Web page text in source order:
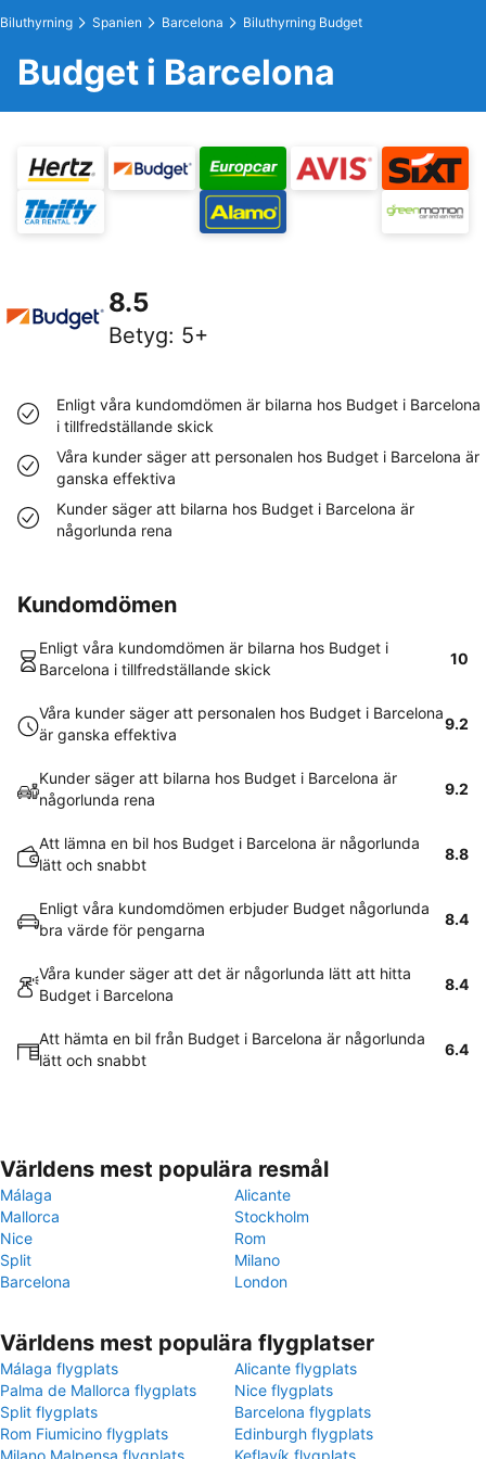
Biluthyrning Spanien Barcelona Biluthyrning Budget
Budget i Barcelona
8.5
Betyg: 5+
Enligt våra kundomdömen är bilarna hos Budget i Barcelona
i tillfredställande skick
Våra kunder säger att personalen hos Budget i Barcelona är
ganska effektiva
Kunder säger att bilarna hos Budget i Barcelona är
någorlunda rena
Kundomdömen
Enligt våra kundomdömen är bilarna hos Budget i
Barcelona i tillfredställande skick
10
Våra kunder säger att personalen hos Budget i Barcelona
är ganska effektiva
9.2
Kunder säger att bilarna hos Budget i Barcelona är
någorlunda rena
9.2
Att lämna en bil hos Budget i Barcelona är någorlunda
lätt och snabbt
8.8
Enligt våra kundomdömen erbjuder Budget någorlunda
bra värde för pengarna
8.4
Våra kunder säger att det är någorlunda lätt att hitta
Budget i Barcelona
8.4
Att hämta en bil från Budget i Barcelona är någorlunda
lätt och snabbt
6.4
Världens mest populära resmål
Málaga
Alicante
Mallorca
Stockholm
Nice
Rom
Split
Milano
Barcelona
London
Världens mest populära flygplatser
Málaga flygplats
Alicante flygplats
Palma de Mallorca flygplats
Nice flygplats
Split flygplats
Barcelona flygplats
Rom Fiumicino flygplats
Edinburgh flygplats
Milano Malpensa flygplats
Keflavík flygplats